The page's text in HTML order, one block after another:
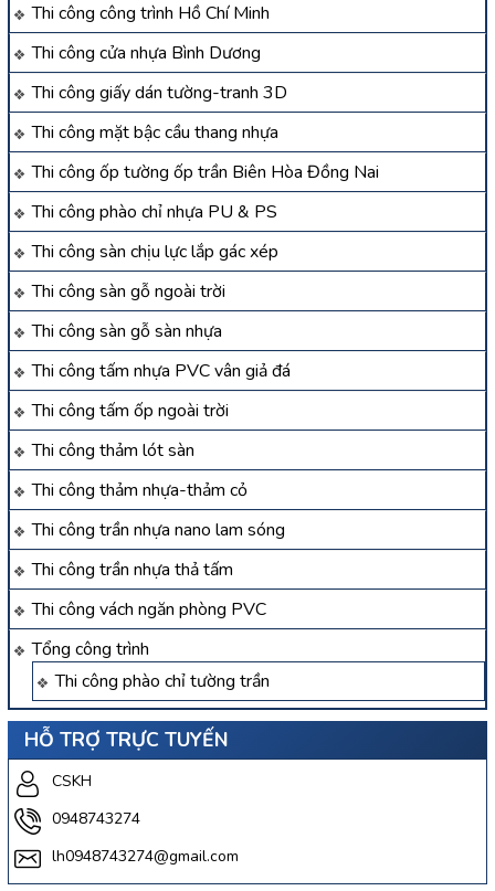
Thi công công trình Hồ Chí Minh
Thi công cửa nhựa Bình Dương
Thi công giấy dán tường-tranh 3D
Thi công mặt bậc cầu thang nhựa
Thi công ốp tường ốp trần Biên Hòa Đồng Nai
Thi công phào chỉ nhựa PU & PS
Thi công sàn chịu lực lắp gác xép
Thi công sàn gỗ ngoài trời
Thi công sàn gỗ sàn nhựa
Thi công tấm nhựa PVC vân giả đá
Thi công tấm ốp ngoài trời
Thi công thảm lót sàn
Thi công thảm nhựa-thảm cỏ
Thi công trần nhựa nano lam sóng
Thi công trần nhựa thả tấm
Thi công vách ngăn phòng PVC
Tổng công trình
Thi công phào chỉ tường trần
HỖ TRỢ TRỰC TUYẾN
CSKH
0948743274
lh0948743274@gmail.com